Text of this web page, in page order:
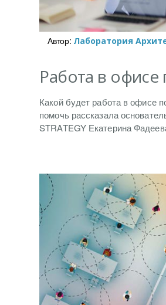
Автор: Лаборатория
Работа в
Какой будет работа в офисе
помочь рассказала
STRATEGY Екатерина